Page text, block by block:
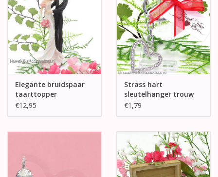
Elegante bruidspaar
taarttopper
€12,95
Strass hart
sleutelhanger trouw
bedankjes
€1,79